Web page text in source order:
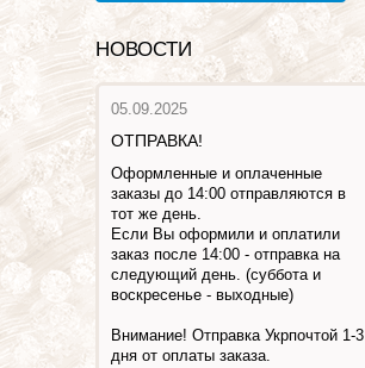
НОВОСТИ
05.09.2025
ОТПРАВКА!
Оформленные и оплаченные
заказы до 14:00 отправляются в
тот же день.
Если Вы оформили и оплатили
заказ после 14:00 - отправка на
следующий день. (суббота и
воскресенье - выходные)
Внимание! Отправка Укрпочтой 1-3
дня от оплаты заказа.